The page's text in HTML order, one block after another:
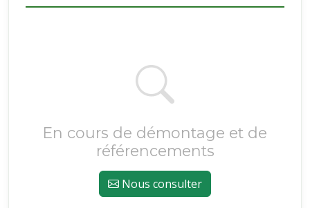
En cours de démontage et de
référencements
Nous consulter